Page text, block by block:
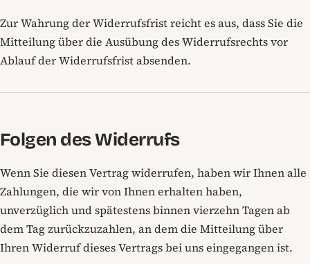
Zur Wahrung der Widerrufsfrist reicht es aus, dass Sie die
Mitteilung über die Ausübung des Widerrufsrechts vor
Ablauf der Widerrufsfrist absenden.
Folgen des Widerrufs
Wenn Sie diesen Vertrag widerrufen, haben wir Ihnen alle
Zahlungen, die wir von Ihnen erhalten haben,
unverzüglich und spätestens binnen vierzehn Tagen ab
dem Tag zurückzuzahlen, an dem die Mitteilung über
Ihren Widerruf dieses Vertrags bei uns eingegangen ist.